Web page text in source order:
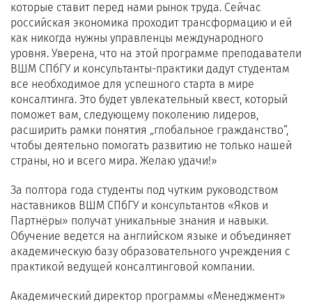
которые ставит перед нами рынок труда. Сейчас
российская экономика проходит трансформацию и ей
как никогда нужны управленцы международного
уровня. Уверена, что на этой программе преподаватели
ВШМ СПбГУ и консультанты-практики дадут студентам
все необходимое для успешного старта в мире
консалтинга. Это будет увлекательный квест, который
поможет вам, следующему поколению лидеров,
расширить рамки понятия „глобальное гражданство“,
чтобы деятельно помогать развитию не только нашей
страны, но и всего мира. Желаю удачи!»
За полтора года студенты под чутким руководством
наставников ВШМ СПбГУ и консультантов «Яков и
Партнёры» получат уникальные знания и навыки.
Обучение ведется на английском языке и объединяет
академическую базу образовательного учреждения с
практикой ведущей консалтинговой компании.
Академический директор программы «Менеджмент»